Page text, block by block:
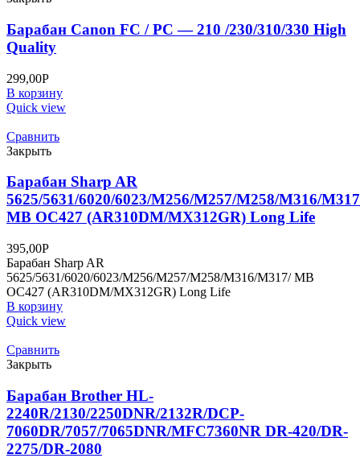
Барабан Canon FC / PC — 210 /230/310/330 High
Quality
299,00Р
В корзину
Quick view
Сравнить
Закрыть
Барабан Sharp AR
5625/5631/6020/6023/M256/M257/M258/M316/
MB OC427 (AR310DM/MX312GR) Long Life
395,00Р
Барабан Sharp AR
5625/5631/6020/6023/M256/M257/M258/M316/M317/ MB
OC427 (AR310DM/MX312GR) Long Life
В корзину
Quick view
Сравнить
Закрыть
Барабан Brother HL-
2240R/2130/2250DNR/2132R/DCP-
7060DR/7057/7065DNR/MFC7360NR DR-420/DR-
2275/DR-2080